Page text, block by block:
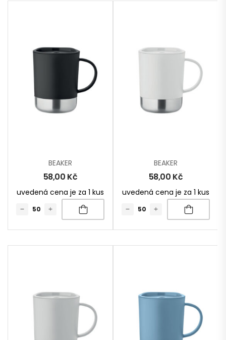
BEAKER
58,00 Kč
uvedená cena je za 1 kus
BEAKER
58,00 Kč
uvedená cena je za 1 kus